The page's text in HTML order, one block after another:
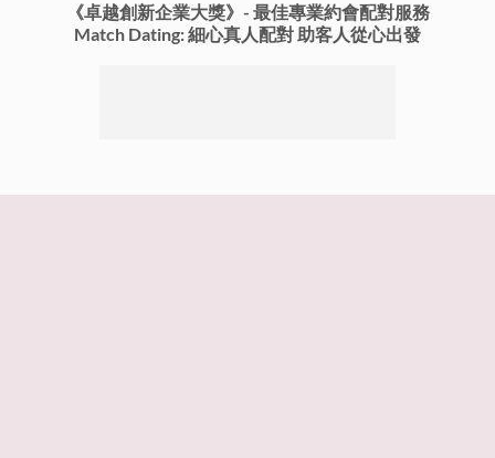
《卓越創新企業大獎》- 最佳專業約會配對服務
Match Dating: 細心真人配對 助客人從心出發